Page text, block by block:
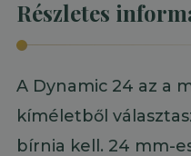
Részletes
A Dynamic 24 az a
kíméletből
bírnia kell. 24 mm-